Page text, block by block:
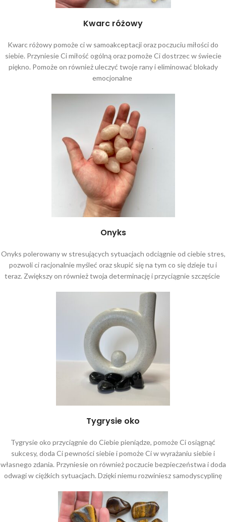
Kwarc różowy
Kwarc różowy pomoże ci w samoakceptacji oraz poczuciu miłości do
siebie. Przyniesie Ci miłość ogólną oraz pomoże Ci dostrzec w świecie
piękno. Pomoże on również uleczyć twoje rany i eliminować blokady
emocjonalne
Onyks
Onyks polerowany w stresujących sytuacjach odciągnie od ciebie stres,
pozwoli ci racjonalnie myśleć oraz skupić się na tym co się dzieje tu i
teraz. Zwiększy on również twoja determinację i przyciągnie szczęście
Tygrysie oko
Tygrysie oko przyciągnie do Ciebie pieniądze, pomoże Ci osiągnąć
sukcesy, doda Ci pewności siebie i pomoże Ci w wyrażaniu siebie i
własnego zdania. Przyniesie on również poczucie bezpieczeństwa i doda
odwagi w ciężkich sytuacjach. Dzięki niemu rozwiniesz samodyscyplinę